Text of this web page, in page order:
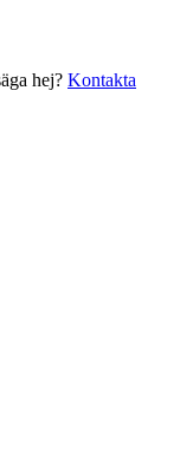
hej? Kontakta